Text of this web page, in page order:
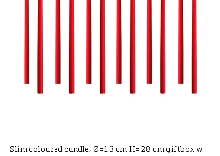
Slim coloured candle, Ø=1.3 cm H= 28 cm giftbox w.